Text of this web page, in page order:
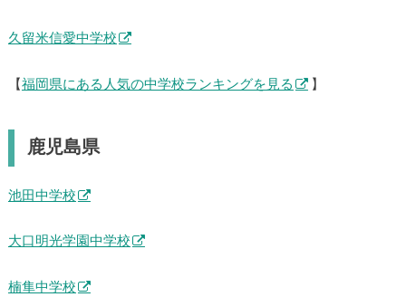
明光学園中学校
リンデンホールスクール中高学部
久留米信愛中学校
鹿児島県
池田中学校